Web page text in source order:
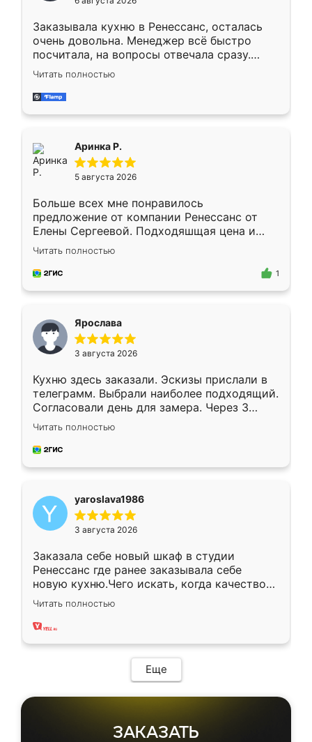
мебели буду заказывать только здесь.
Заказывала кухню в Ренессанс, осталась
очень довольна. Менеджер всё быстро
посчитала, на вопросы отвечала сразу.
Замерщик приехал в субботу, подошёл к
делу со всей ответственностью. Собрали
за день, ребята работали аккуратно, даже
Читать полностью
Аринка Р.
5 августа 2026
Больше всех мне понравилось
предложение от компании Ренессанс от
Елены Сергеевой. Подходяшщая цена и
короткие сроки изготовления. Приехавший
для замера сотрудник Владислав
предложил по моему эскизу самый
Читать полностью
1
Ярослава
3 августа 2026
Кухню здесь заказали. Эскизы прислали в
телеграмм. Выбрали наиболее подходящий.
Согласовали день для замера. Через 3
недели кухня была уже готова. Остались
довольны работой. Спасибо Ренессанс
мебель за качественную работу!
Читать полностью
yaroslava1986
3 августа 2026
Заказала себе новый шкаф в студии
Ренессанс где ранее заказывала себе
новую кухню.Чего искать, когда качеством
вполне довольна. Служит кухня уже почти
два года, нареканий нет.
Читать полностью
Еще
ЗАКАЗАТЬ